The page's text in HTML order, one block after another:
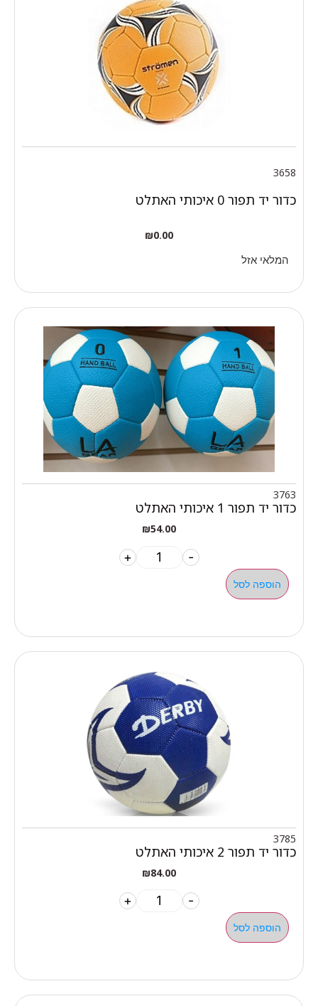
3658
כדור יד תפור 0 איכותי האתלט
₪0.00
המלאי אזל
3763
כדור יד תפור 1 איכותי האתלט
₪54.00
-
+
הוספה לסל
3785
כדור יד תפור 2 איכותי האתלט
₪84.00
-
+
הוספה לסל